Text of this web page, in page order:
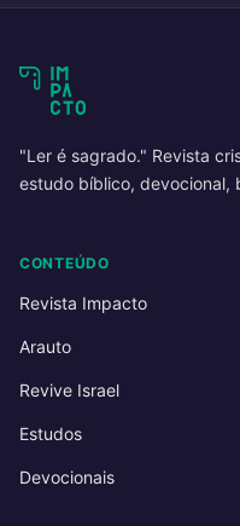
"Ler é sagrado." Revista
estudo bíblico, devocional,
CONTEÚDO
Revista Impacto
Arauto
Revive Israel
Estudos
Devocionais